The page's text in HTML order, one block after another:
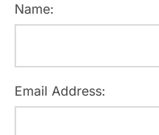
Name:
Email Address: